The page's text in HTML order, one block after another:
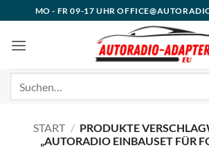
Inhalt
springen
MO - FR 09-17 UHR
START / PRODUKTE
„AUTORADIO EINBAUSET FÜR